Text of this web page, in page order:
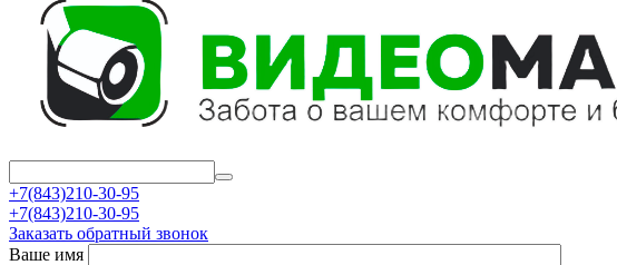
+7(843)210-30-95
+7(843)210-30-95
Заказать обратный звонок
Ваше имя